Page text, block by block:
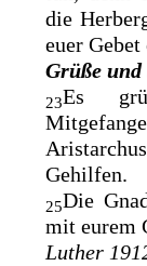
die
euer Gebet
Grüße und
23Es
Gehilfen.
25Die
mit eurem
Luther